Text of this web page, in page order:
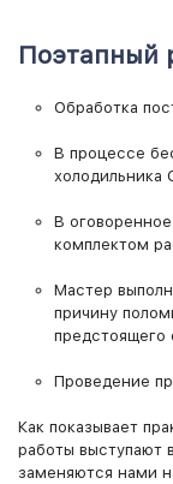
Поэтапный
Обработка
В процессе
холодильника
В
комплектом
Мастер
причину
предстоящего
Проведение
Как показывает
работы выступают
заменяются нами